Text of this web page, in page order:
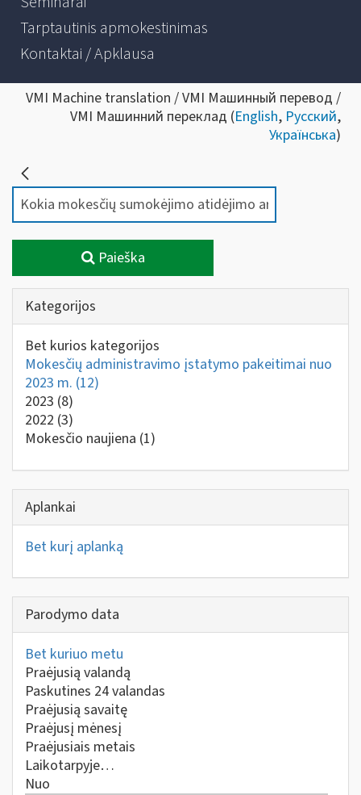
Tarptautinis apmokestinimas
Kontaktai / Apklausa
VMI Machine translation / VMI Машинный перевод /
VMI Машинний переклад (English, Русский,
Українська)
Paieška
Kategorijos
Bet kurios kategorijos
Mokesčių administravimo įstatymo pakeitimai nuo
2023 m. (12)
2023 (8)
2022 (3)
Mokesčio naujiena (1)
Aplankai
Bet kurį aplanką
Parodymo data
Bet kuriuo metu
Praėjusią valandą
Paskutines 24 valandas
Praėjusią savaitę
Praėjusį mėnesį
Praėjusiais metais
Laikotarpyje…
Nuo